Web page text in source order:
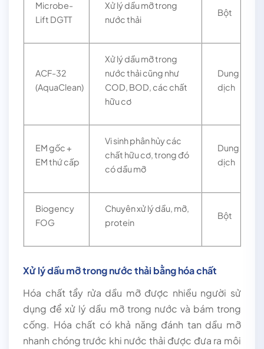
Microbe-
Lift DGTT
Xử lý dầu mỡ trong
nước thải
Bột
ACF-32
(AquaClean)
Xử lý dầu mỡ trong
nước thải cũng như
COD, BOD, các chất
hữu cơ
Dung
dịch
EM gốc +
EM thứ cấp
Vi sinh phân hủy các
chất hữu cơ, trong đó
có dầu mỡ
Dung
dịch
Biogency
FOG
Chuyên xử lý dầu, mỡ,
protein
Bột
Xử lý dầu mỡ trong nước thải bằng hóa chất
Hóa chất tẩy rửa dầu mỡ được nhiều người sử
dụng để xử lý dầu mỡ trong nước và bám trong
cống. Hóa chất có khả năng đánh tan dầu mỡ
nhanh chóng trước khi nước thải được đưa ra môi